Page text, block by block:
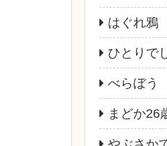
はぐれ鴉
ひとりで
べらぼう
まどか26